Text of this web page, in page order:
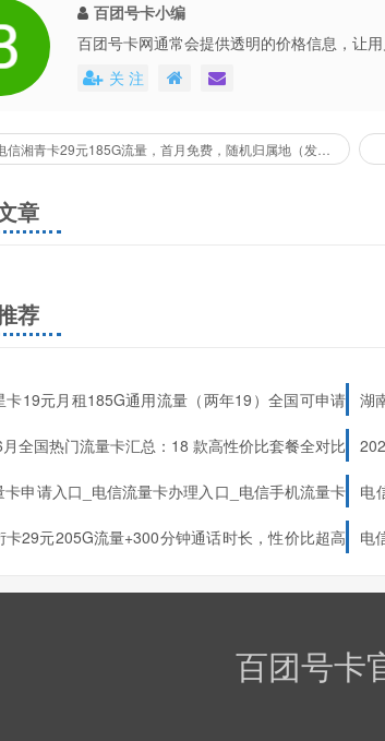
百团号卡小编
百团号卡网通常会提供透明的价格信息，让
还会不定期地推出各种优惠活动，不仅提高
关 注
章
荐
卡19元月租185G通用流量（两年19）全国可申请
湖
全国热门流量卡汇总：18 款高性价比套餐全对比
卡申请入口_电信流量卡办理入口_电信手机流量卡
电
卡29元205G流量+300分钟通话时长，性价比超高
电
百团号卡